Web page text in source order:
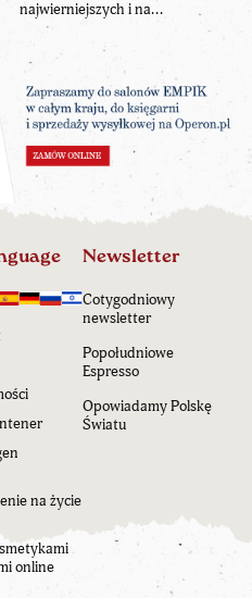
najwierniejszych i na...
na życie
online
Newsletter
Cotygodniowy
newsletter
Popołudniowe
Espresso
Opowiadamy Polskę
Światu